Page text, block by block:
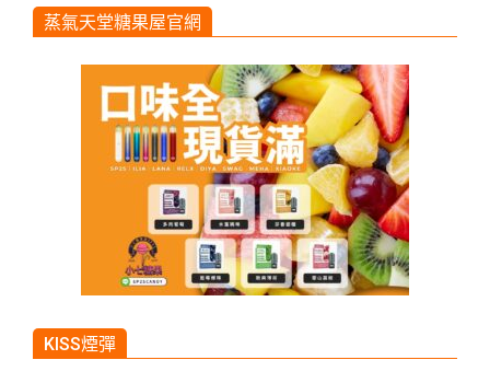
蒸氣天堂糖果屋官網
KISS煙彈